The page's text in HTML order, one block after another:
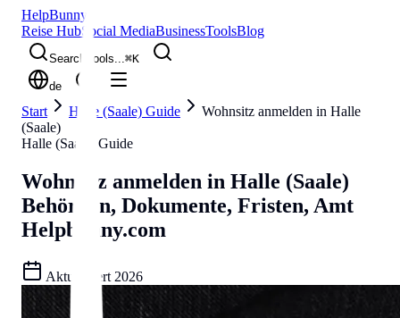
HelpBunny
Reise HubSocial MediaBusinessToolsBlog
Search tools...⌘K
de
Start Halle (Saale) Guide
Wohnsitz anmelden in Halle
(Saale)
Halle (Saale) Guide
Wohnsitz anmelden in Halle (Saale)
Behörden, Dokumente, Fristen, Amt
Helpbunny.com
Aktualisiert 2026